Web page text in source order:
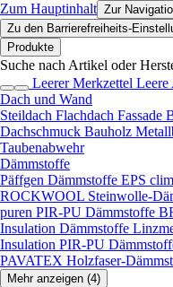
Zum Hauptinhalt Zur
Zu den Barrierefreiheits-
Produkte
Suche nach Artikel oder
Leerer Merkzettel Leere
Dach und Wand
Steildach Flachdach Fassade
Dachschmuck Bauholz
Taubenabwehr
Dämmstoffe
Päffgen Dämmstoffe EPS
ROCKWOOL Steinwolle-
puren PIR-PU Dämmstoffe
Insulation Dämmstoffe
Insulation PIR-PU
PAVATEX Holzfaser-
Mehr anzeigen (4)